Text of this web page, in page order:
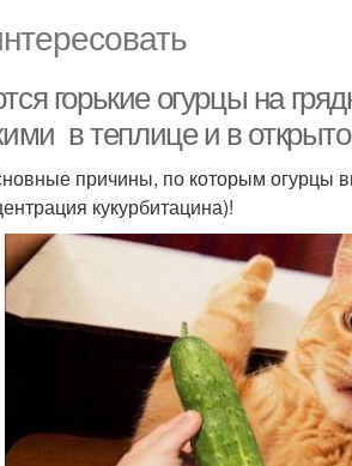
горькие огурцы на
в теплице и в
причины, по которым огурцы
кукурбитацина)!